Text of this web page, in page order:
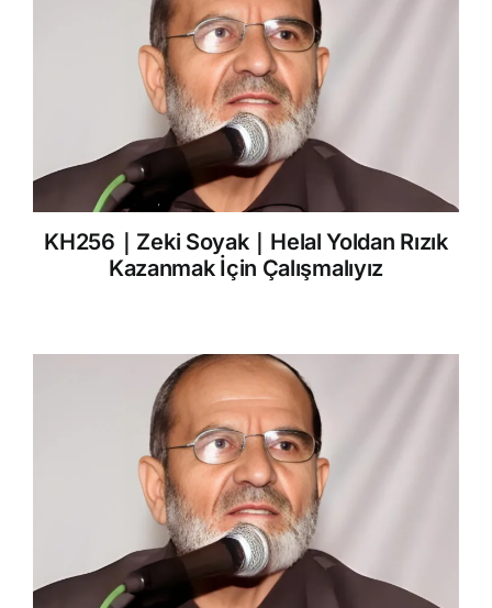
KH256｜Zeki Soyak｜Helal Yoldan Rızık
Kazanmak İçin Çalışmalıyız